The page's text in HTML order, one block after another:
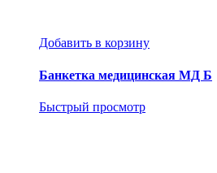
Добавить в корзину
Банкетка медицинская МД Б
Быстрый просмотр